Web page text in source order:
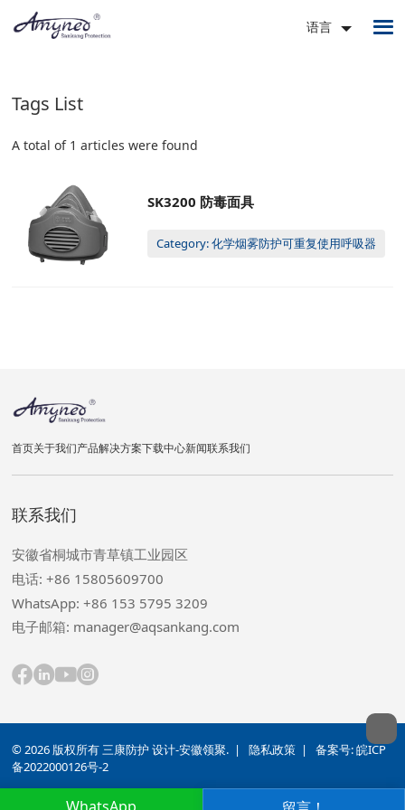
语言
Tags List
A total of 1 articles were found
SK3200 防毒面具
Category: 化学烟雾防护可重复使用呼吸器
首页关于我们产品解决方案下载中心新闻联系我们
联系我们
安徽省桐城市青草镇工业园区
电话: +86 15805609700
WhatsApp: +86 153 5795 3209
电子邮箱: manager@aqsankang.com
© 2026 版权所有 三康防护 设计-安徽领聚. |隐私政策 | 备案号:皖ICP
备2022000126号-2